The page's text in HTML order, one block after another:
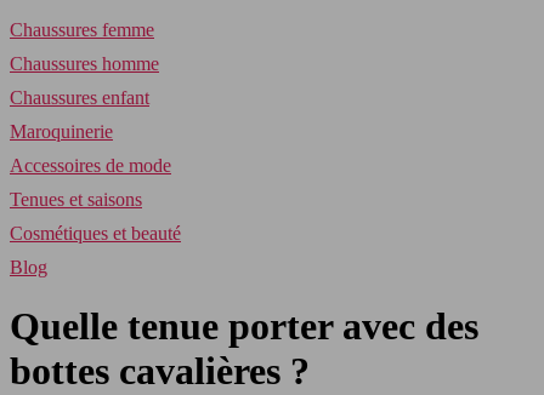
Chaussures femme
Chaussures homme
Chaussures enfant
Maroquinerie
Accessoires de mode
Tenues et saisons
Cosmétiques et beauté
Blog
Quelle tenue porter avec des
bottes cavalières ?